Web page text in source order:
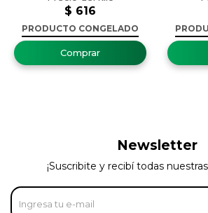
$ 616
PRODUCTO CONGELADO
Newsletter
¡Suscribite y recibí todas